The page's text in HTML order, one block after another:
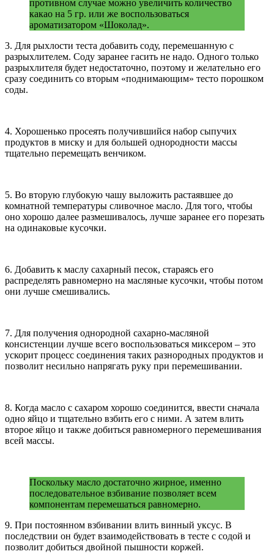
противном случае можно увеличить количество
какао на 5 гр. или же воспользоваться
ароматизатором «Шоколад».
3. Для рыхлости теста добавить соду, перемешанную с
разрыхлителем. Соду заранее гасить не надо. Одного только
разрыхлителя будет недостаточно, поэтому и желательно его
сразу соединить со вторым «поднимающим» тесто порошком
соды.
4. Хорошенько просеять получившийся набор сыпучих
продуктов в миску и для большей однородности массы
тщательно перемещать венчиком.
5. Во вторую глубокую чашу выложить растаявшее до
комнатной температуры сливочное масло. Для того, чтобы
оно хорошо далее размешивалось, лучше заранее его порезать
на одинаковые кусочки.
6. Добавить к маслу сахарный песок, стараясь его
распределять равномерно на масляные кусочки, чтобы потом
они лучше смешивались.
7. Для получения однородной сахарно-масляной
консистенции лучше всего воспользоваться миксером – это
ускорит процесс соединения таких разнородных продуктов и
позволит несильно напрягать руку при перемешивании.
8. Когда масло с сахаром хорошо соединится, ввести сначала
одно яйцо и тщательно взбить его с ними. А затем влить
второе яйцо и также добиться равномерного перемешивания
всей массы.
Поскольку масло достаточно жирное, именно
последовательное взбивание позволяет всем
компонентам перемешаться равномерно.
9. При постоянном взбивании влить винный уксус. В
последствии он будет взаимодействовать в тесте с содой и
позволит добиться двойной пышности коржей.